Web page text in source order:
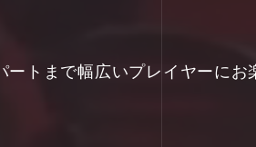
トまで幅広いプレイヤーに